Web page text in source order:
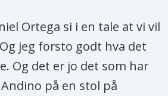
Ortega si i en tale at vi vil
jeg forsto godt hva det
Og det er jo det som har
på en stol på